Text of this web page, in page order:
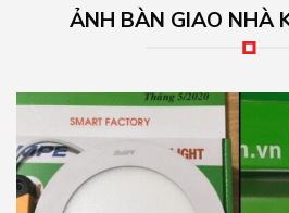
ẢNH BÀN GIAO NHÀ